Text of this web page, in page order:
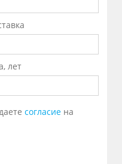
лет
согласие на